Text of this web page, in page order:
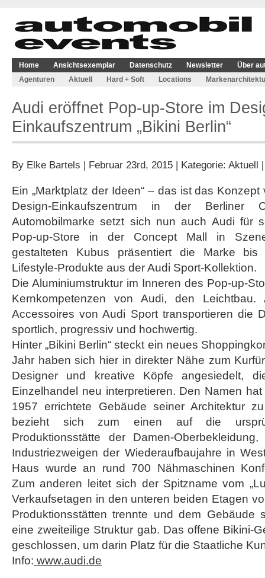
Home Ansichtsexemplar Datenschutz Newsletter
Über
Agenturen
Aktuell Hard + Soft Locations
Audi eröffnet Pop-up-Store im
Einkaufszentrum „Bikini Berlin“
By Elke Bartels | Februar 23rd, 2015 | Kategorie: Aktuell
Ein „Marktplatz der Ideen“ – das ist das Konzept
Design-Einkaufszentrum in der
Automobilmarke setzt sich nun auch Audi für
Pop-up-Store in der Concept Mall in
gestalteten Kubus präsentiert die Marke bis
Lifestyle-Produkte aus der Audi Sport-Kollektion.
Die Aluminiumstruktur im Inneren des Pop-up-
Kernkompetenzen von Audi, den Leichtbau.
Accessoires von Audi Sport transportieren die
sportlich, progressiv und hochwertig.
Hinter „Bikini Berlin“ steckt ein neues
Jahr haben sich hier in direkter Nähe zum
Designer und kreative Köpfe angesiedelt,
Einzelhandel neu interpretieren. Den Namen
1957 errichtete Gebäude seiner Architektur
bezieht sich zum einen auf die
Produktionsstätte der Damen-
Industriezweigen der Wiederaufbaujahre in
Haus wurde an rund 700 Nähmaschinen
Zum anderen leitet sich der Spitzname vom
Verkaufsetagen in den unteren beiden Etagen
Produktionsstätten trennte und dem Gebäude
eine zweiteilige Struktur gab. Das offene Bikini-
geschlossen, um darin Platz für die Staatliche
Info: www.audi.de